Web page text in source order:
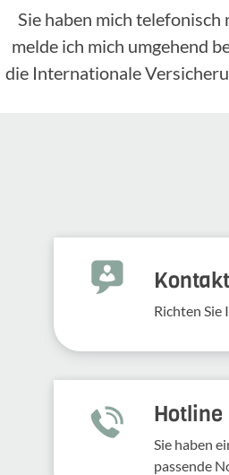
Sie haben mich
melde ich mich umgehend
die Internationale
Richten
Sie haben
passende